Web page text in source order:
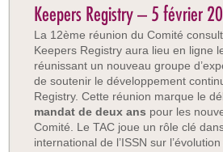
Keepers Registry – 5 février
La 12ème réunion du Comité
Keepers Registry aura lieu en ligne
réunissant un nouveau groupe
de soutenir le développement
Registry. Cette réunion marque le
mandat de deux ans pour les
Comité. Le TAC joue un rôle clé
international de l’ISSN sur